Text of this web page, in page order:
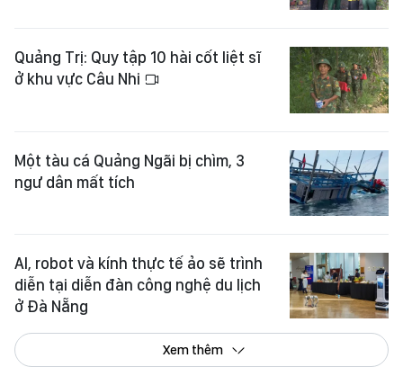
Quảng Trị: Quy tập 10 hài cốt liệt sĩ
ở khu vực Câu Nhi
Một tàu cá Quảng Ngãi bị chìm, 3
ngư dân mất tích
AI, robot và kính thực tế ảo sẽ trình
diễn tại diễn đàn công nghệ du lịch
ở Đà Nẵng
Xem thêm